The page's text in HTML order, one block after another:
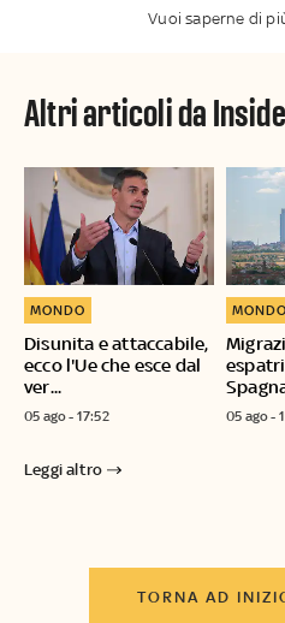
Vuoi saperne di
Altri articoli da
Disunita e attaccabile,
ecco l'Ue che esce dal
ver...
MONDO
05 ago - 17:52
MONDO
05 ago -
Leggi altro
TORNA AD